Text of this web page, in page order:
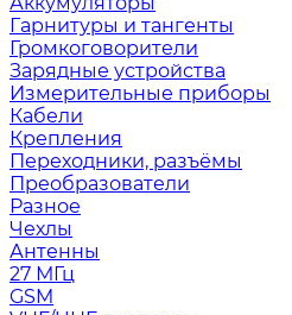
Гарнитуры и тангенты
Громкоговорители
Зарядные устройства
Измерительные приборы
Кабели
Крепления
Переходники, разъёмы
Преобразователи
Разное
Чехлы
Антенны
27 МГц
GSM